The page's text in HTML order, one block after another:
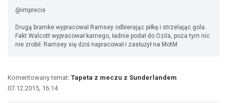
@imprecis
Drugą bramke wypracował Ramsey odbierając piłkę i strzelając gola.
Fakt Walcott wypracował karnego, ładnie podał do Ozila, poza tym nic
nie zrobił. Ramsey się dziś napracował i zasłużył na MotM
Komentowany temat: Tapeta z meczu z Sunderlandem
07.12.2015, 16:14